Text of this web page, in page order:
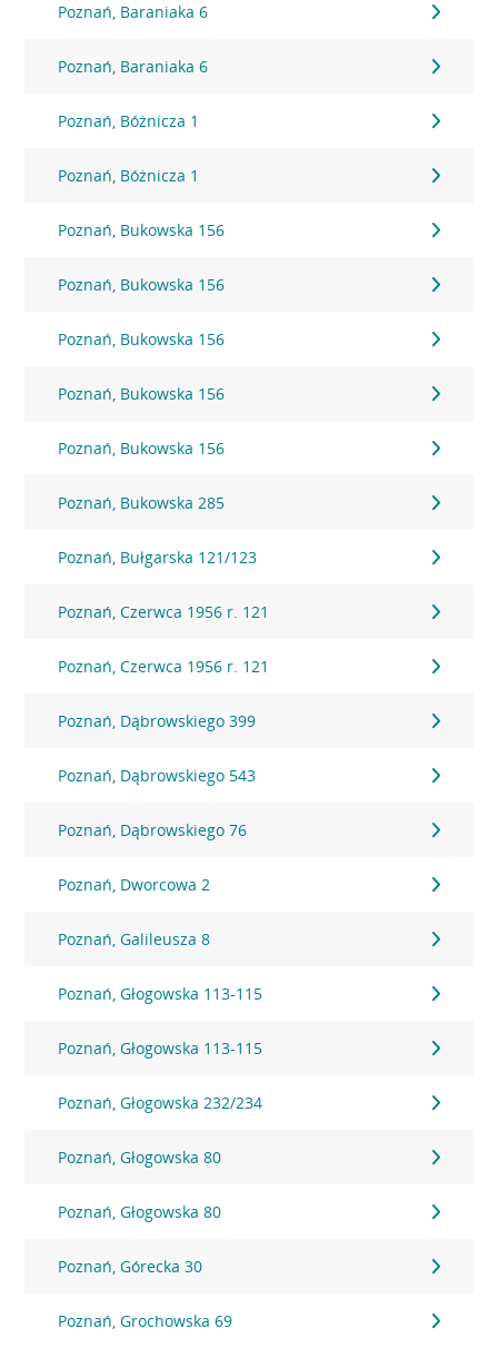
Poznań, Baraniaka 6
Poznań, Baraniaka 6
Poznań, Bóżnicza 1
Poznań, Bóżnicza 1
Poznań, Bukowska 156
Poznań, Bukowska 156
Poznań, Bukowska 156
Poznań, Bukowska 156
Poznań, Bukowska 156
Poznań, Bukowska 285
Poznań, Bułgarska 121/123
Poznań, Czerwca 1956 r. 121
Poznań, Czerwca 1956 r. 121
Poznań, Dąbrowskiego 399
Poznań, Dąbrowskiego 543
Poznań, Dąbrowskiego 76
Poznań, Dworcowa 2
Poznań, Galileusza 8
Poznań, Głogowska 113-115
Poznań, Głogowska 113-115
Poznań, Głogowska 232/234
Poznań, Głogowska 80
Poznań, Głogowska 80
Poznań, Górecka 30
Poznań, Grochowska 69